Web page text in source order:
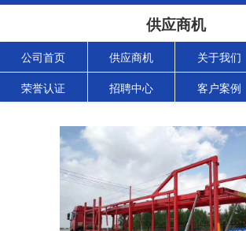
供应商机
公司首页 供应商机 关于我们
荣誉认证 招聘中心 客户案例